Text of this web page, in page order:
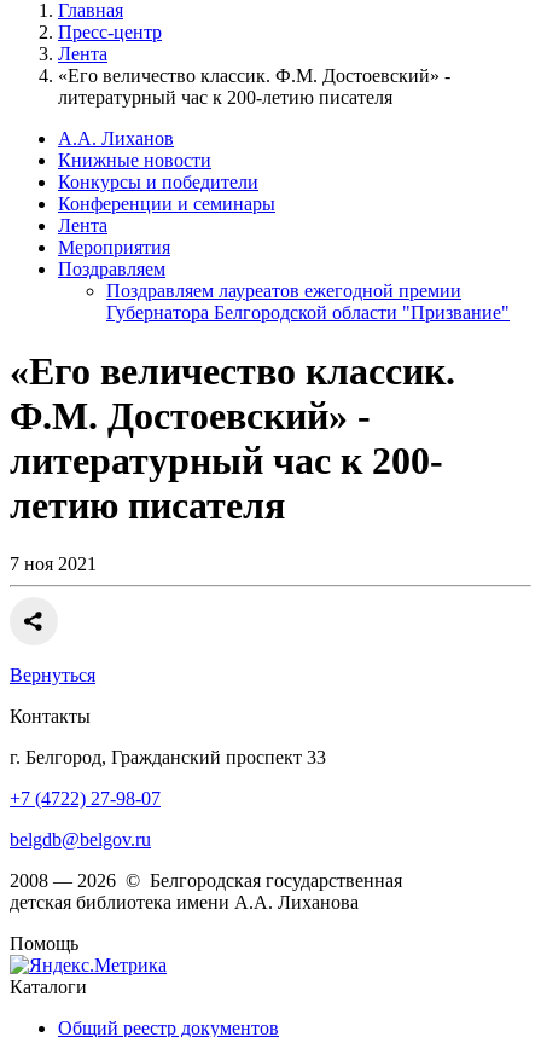
Главная
Пресс-центр
Лента
«Его величество классик. Ф.М. Достоевский» -
литературный час к 200-летию писателя
А.А. Лиханов
Книжные новости
Конкурсы и победители
Конференции и семинары
Лента
Мероприятия
Поздравляем
Поздравляем лауреатов ежегодной премии
Губернатора Белгородской области "Призвание"
«Его величество классик.
Ф.М. Достоевский» -
литературный час к 200-
летию писателя
7 ноя 2021
Вернуться
Контакты
г. Белгород, Гражданский проспект 33
+7 (4722) 27-98-07
belgdb@belgov.ru
2008 — 2026 © Белгородская государственная
детская библиотека имени А.А. Лиханова
Помощь
Каталоги
Общий реестр документов